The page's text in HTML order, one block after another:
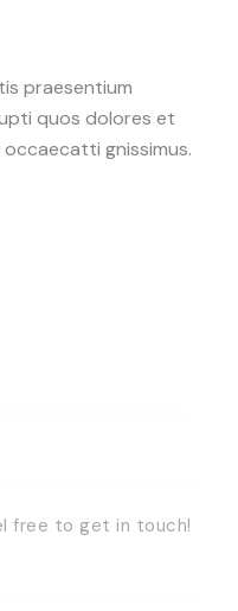
praesentium
quos dolores et
gnissimus.